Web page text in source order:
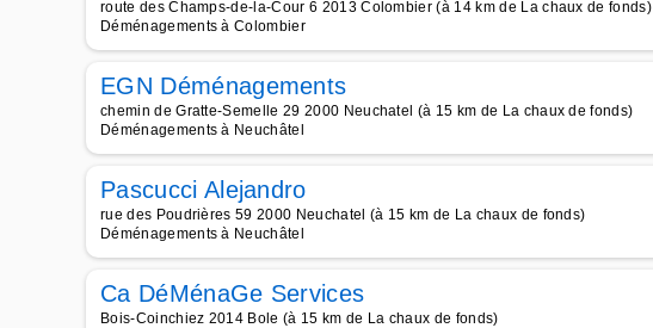
route des Champs-de-la-Cour 6 2013 Colombier (à 14 km de La chaux de fonds)
Déménagements à Colombier
EGN Déménagements
chemin de Gratte-Semelle 29 2000 Neuchatel (à 15 km de La chaux de fonds)
Déménagements à Neuchâtel
Pascucci Alejandro
rue des Poudrières 59 2000 Neuchatel (à 15 km de La chaux de fonds)
Déménagements à Neuchâtel
Ca DéMénaGe Services
Bois-Coinchiez 2014 Bole (à 15 km de La chaux de fonds)